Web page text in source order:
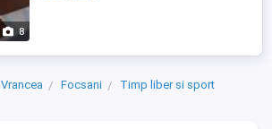
8
Vrancea Focsani
Timp liber si sport